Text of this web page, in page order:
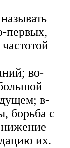
первых,
во-
в-
борьба с
их.